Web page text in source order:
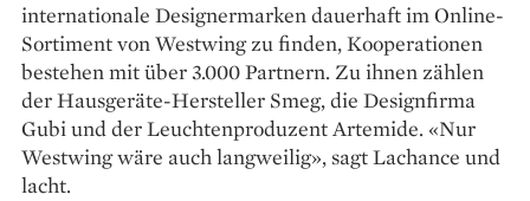
internationale Designermarken dauerhaft im Online-
Sortiment von Westwing zu finden, Kooperationen
bestehen mit über 3.000 Partnern. Zu ihnen zählen
der Hausgeräte-Hersteller Smeg, die Designfirma
Gubi und der Leuchtenproduzent Artemide. «Nur
Westwing wäre auch langweilig», sagt Lachance und
lacht.